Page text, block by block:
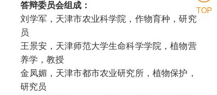
答辩委员会组成：
刘学军，天津市农业科学院，作物育种，研究
员
王景安，天津师范大学生命科学学院，植物营
养学，教授
金凤媚，天津市都市农业研究所，植物保护，
研究员
TOP